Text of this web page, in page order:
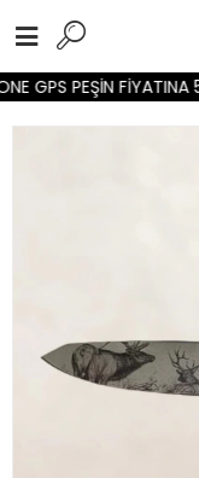
GPS PEŞİN FİYATINA